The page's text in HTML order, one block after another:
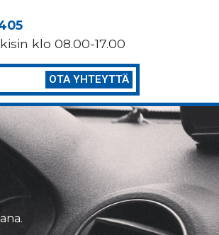
klo 08.00-17.00
OTA YHTEYTTÄ